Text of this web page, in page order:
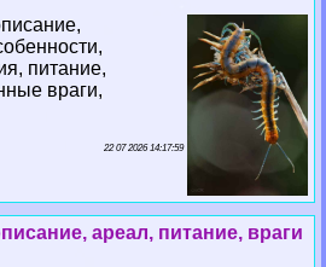
питание,
враги,
22 07 2026 14:17:59
ареал, питание, враги